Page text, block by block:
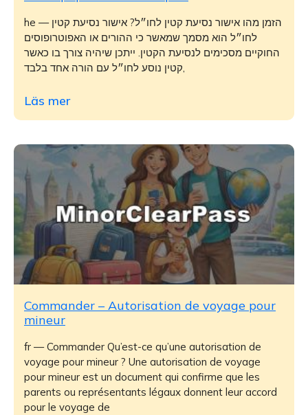
he — הזמן מהו אישור נסיעת קטין לחו״ל? אישור נסיעת קטין
לחו״ל הוא מסמך שמאשר כי ההורים או האפוטרופוסים
החוקיים מסכימים לנסיעת הקטין. ייתכן שיהיה צורך בו כאשר
Läs mer
Commander – Autorisation de voyage pour
mineur
fr — Commander Qu’est-ce qu’une autorisation de
voyage pour mineur ? Une autorisation de voyage
pour mineur est un document qui confirme que les
parents ou représentants légaux donnent leur accord
pour le voyage de